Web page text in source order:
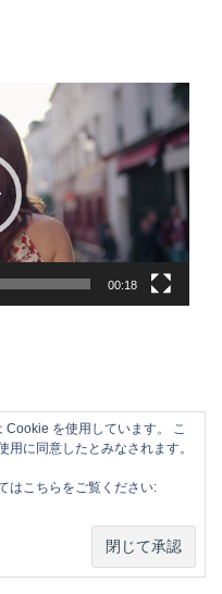
00:18
を使用しています。 こ
に同意したとみなされます。
はこちらをご覧ください: